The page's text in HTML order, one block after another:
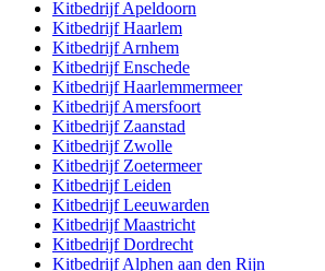
KitbedrijfApeldoorn
KitbedrijfHaarlem
KitbedrijfArnhem
KitbedrijfEnschede
KitbedrijfHaarlemmermeer
KitbedrijfAmersfoort
Kitbedrijf Zaanstad
Kitbedrijf Zwolle
Kitbedrijf Zoetermeer
KitbedrijfLeiden
KitbedrijfLeeuwarden
KitbedrijfMaastricht
KitbedrijfDordrecht
KitbedrijfAlphen aan den Rijn